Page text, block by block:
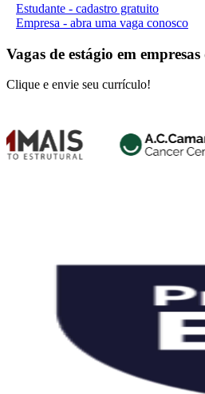
Estudante - cadastro gratuito
Empresa - abra uma vaga conosco
Vagas de estágio em
Clique e envie seu currículo!